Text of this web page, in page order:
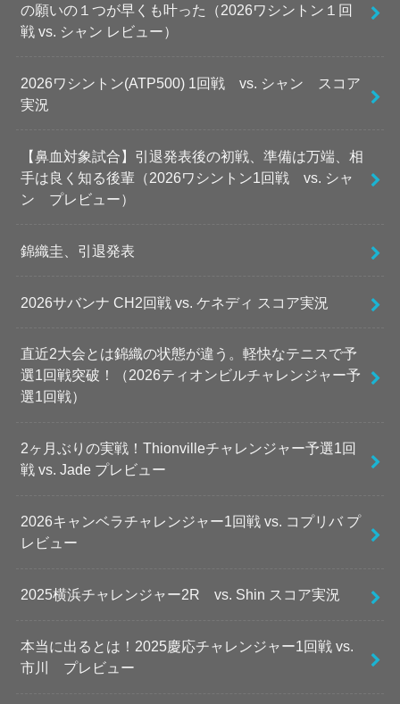
の願いの１つが早くも叶った（2026ワシントン１回
戦 vs. シャン レビュー）
2026ワシントン(ATP500) 1回戦 vs. シャン スコア
実況
【鼻血対象試合】引退発表後の初戦、準備は万端、相
手は良く知る後輩（2026ワシントン1回戦 vs. シャ
ン プレビュー）
錦織圭、引退発表
2026サバンナ CH2回戦 vs. ケネディ スコア実況
直近2大会とは錦織の状態が違う。軽快なテニスで予
選1回戦突破！（2026ティオンビルチャレンジャー予
選1回戦）
2ヶ月ぶりの実戦！Thionvilleチャレンジャー予選1回
戦 vs. Jade プレビュー
2026キャンベラチャレンジャー1回戦 vs. コプリバ プ
レビュー
2025横浜チャレンジャー2R vs. Shin スコア実況
本当に出るとは！2025慶応チャレンジャー1回戦 vs.
市川 プレビュー